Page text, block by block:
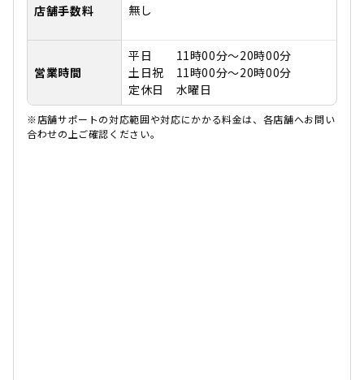
店舗手数料 無し
営業時間
平日 11時00分～20時00分
土日祝 11時00分～20時00分
定休日 水曜日
※店舗サポートの対応範囲や対応にかかる料金は、各店舗へお問い
合わせの上ご確認ください。